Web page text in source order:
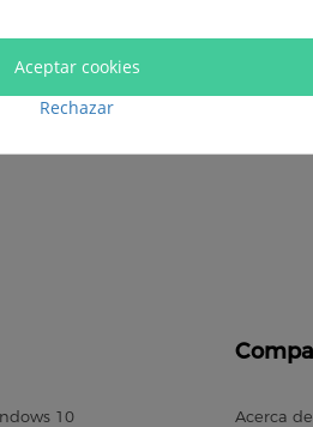
Suscribir
10
Acerca
Aceptar cookies
Rechazar